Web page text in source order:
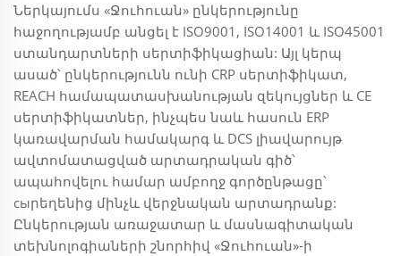
Ներկայումս «Ջուհուան» ընկերությունը
հաջողությամբ անցել է ISO9001, ISO14001 և ISO45001
ստանդարտների սերտիֆիկացիան: Այլ կերպ
ասած՝ ընկերությունն ունի CRP սերտիֆիկատ,
REACH համապատասխանության զեկույցներ և CE
սերտիֆիկատներ, ինչպես նաև հասուն ERP
կառավարման համակարգ և DCS լիավարույթ
ավտոմատացված արտադրական գիծ՝
ապահովելու համար ամբողջ գործընթացը՝
сыրեղենից մինչև վերջնական արտադրանք:
Ընկերության առաջատար և մասնագիտական
տեխնոլոգիաների շնորհիվ «Ջուհուան»-ի